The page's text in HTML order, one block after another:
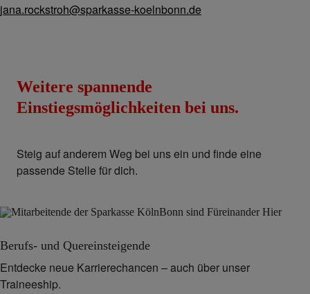
jana.rockstroh@sparkasse-koelnbonn.de
Weitere spannende
Einstiegsmöglichkeiten bei uns.
Steig auf anderem Weg bei uns ein und finde eine
passende Stelle für dich.
Berufs- und Quereinsteigende
Entdecke neue Karrierechancen – auch über unser
Traineeship.